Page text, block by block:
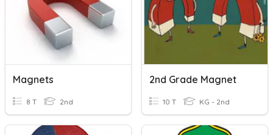
Magnets
8 T 2nd
2nd Grade Magnet
10 T KG - 2nd